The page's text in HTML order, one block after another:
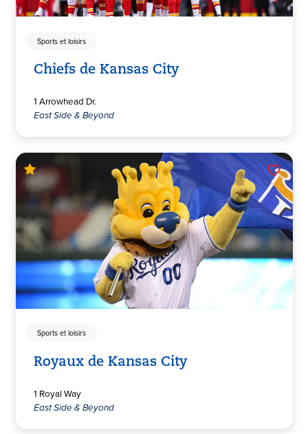
Sports et loisirs
Chiefs de Kansas City
1 Arrowhead Dr.
East Side & Beyond
Sports et loisirs
Royaux de Kansas City
1 Royal Way
East Side & Beyond